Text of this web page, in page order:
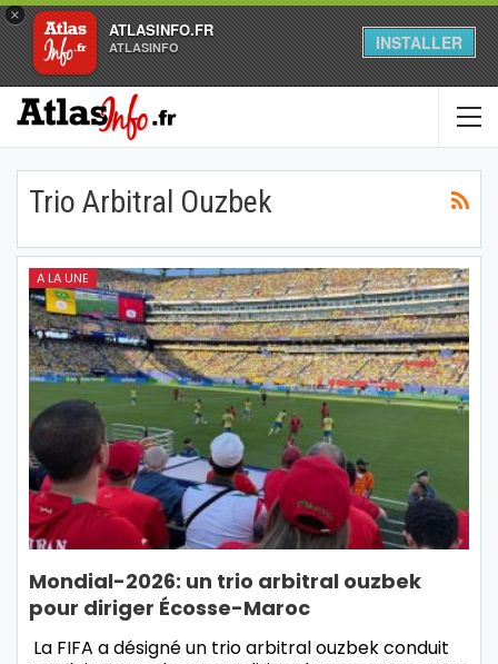
×
ATLASINFO.FR
ATLASINFO INSTALLER
Trio Arbitral Ouzbek
A LA UNE
Mondial-2026: un trio arbitral ouzbek
pour diriger Écosse-Maroc
La FIFA a désigné un trio arbitral ouzbek conduit